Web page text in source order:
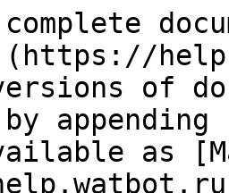
of
as